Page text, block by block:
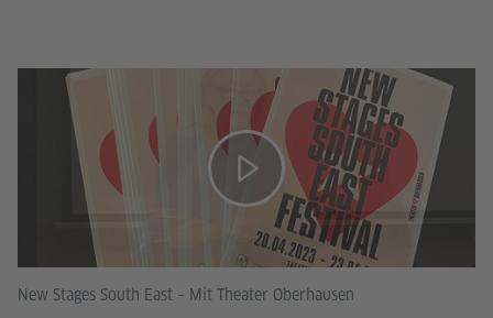
New Stages South East – Mit Theater Oberhausen